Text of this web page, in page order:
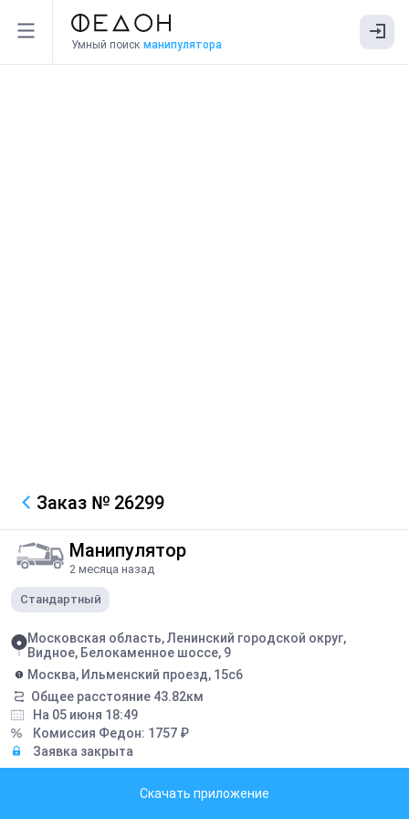
Умный поиск манипулятора
Заказ № 26299
Манипулятор
2 месяца назад
Стандартный
Московская область, Ленинский городской округ,
Видное, Белокаменное шоссе, 9
Москва, Ильменский проезд, 15с6
Общее расстояние 43.82км
На 05 июня 18:49
Комиссия Федон: 1757 ₽
Заявка закрыта
Грузоподъемность борта:5 тонн
Скачать приложение